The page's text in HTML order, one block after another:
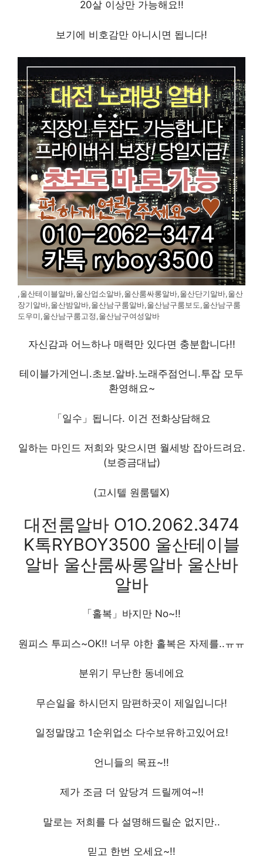
20살 이상만 가능해요!!
보기에 비호감만 아니시면 됩니다!
,울산테이블알바,울산업소알바,울산룸싸롱알바,울산단기알바,울산
장기알바,울산밤알바,울산남구룸알바,울산남구룸보도,울산남구룸
도우미,울산남구룸고정,울산남구여성알바
자신감과 어느하나 매력만 있다면 충분합니다!!
테이블가게언니.초보.알바.노래주점언니.투잡 모두
환영해요~
「일수」됩니다. 이건 전화상담해요
일하는 마인드 저희와 맞으시면 월세방 잡아드려요.
(보증금대납)
(고시텔 원룸텔X)
대전룸알바 O1O.2062.3474
K톡RYBOY3500 울산테이블
알바 울산룸싸롱알바 울산바
알바
「홀복」바지만 No~!!
원피스 투피스~OK!! 너무 야한 홀복은 자제를..ㅠㅠ
분위기 무난한 동네에요
무슨일을 하시던지 맘편하곳이 제일입니다!
일정말많고 1순위업소 다수보유하고있어요!
언니들의 목표~!!
제가 조금 더 앞당겨 드릴께여~!!
말로는 저희를 다 설명해드릴순 없지만..
믿고 한번 오세요~!!